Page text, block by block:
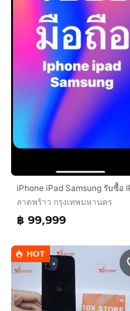
ลาดพร้าว กรุงเทพมหานคร
฿ 99,999
HOT